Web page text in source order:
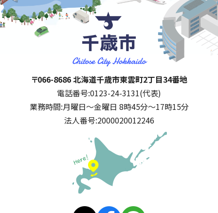
千歳市
住所:
〒066-8686 北海道千歳市東雲町2丁目34番地
電話番号:0123-24-3131(代表)
業務時間:月曜日～金曜日 8時45分～17時15分
法人番号:2000020012246